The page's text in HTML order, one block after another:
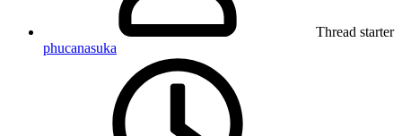
Thread starter
phucanasuka